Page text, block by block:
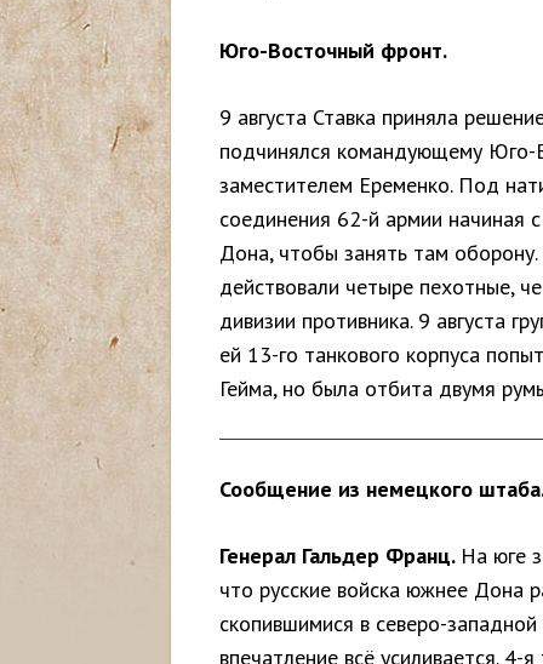
е
с
ь
Юго-Восточный фронт.
9 августа Ставка приняла
подчинялся командующему Юго-
заместителем Еременко. Под
соединения 62-й армии начиная
Дона, чтобы занять там
действовали четыре пехотные,
дивизии противника. 9 августа
ей 13-го танкового корпуса
Гейма, но была отбита двумя
Сообщение из немецкого
Генерал Гальдер Франц. На юге
что русские войска южнее Дона
скопившимися в северо-
впечатление всё усиливается.